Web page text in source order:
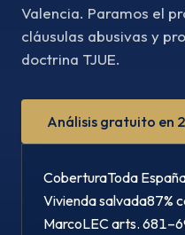
Valencia. Paramos el
cláusulas abusivas y
doctrina TJUE.
Análisis gratuito en
CoberturaToda
Vivienda salvada87%
MarcoLEC arts.